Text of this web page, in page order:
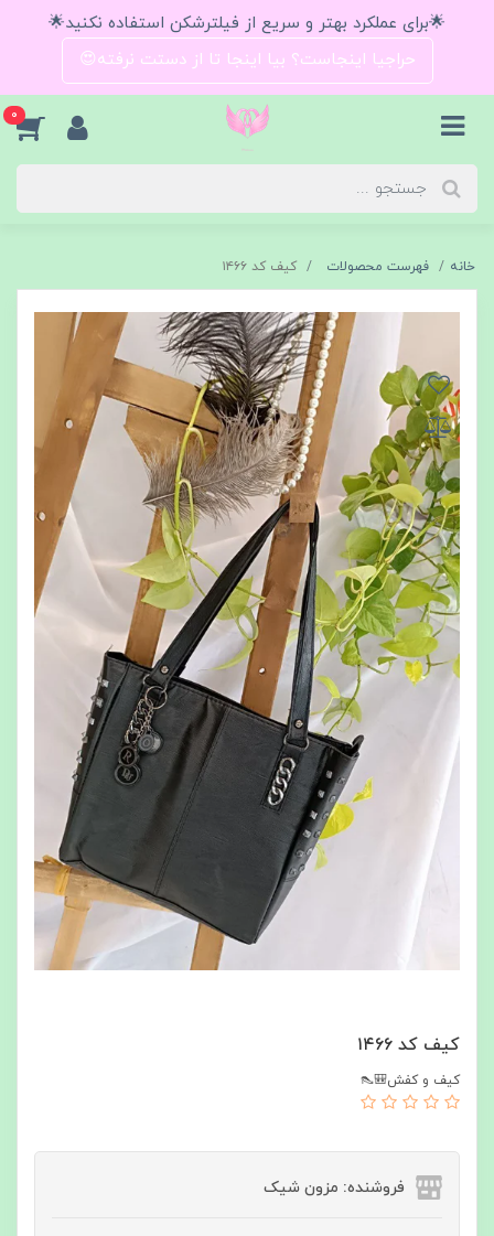
🌟برای عملکرد بهتر و سریع از فیلترشکن استفاده نکنید🌟
حراجیا اینجاست؟ بیا اینجا تا از دستت نرفته😍
0
خانه فهرست محصولات کیف کد ۱۴۶۶
کیف کد ۱۴۶۶
کیف و کفش🎒👠
فروشنده: مزون شیک